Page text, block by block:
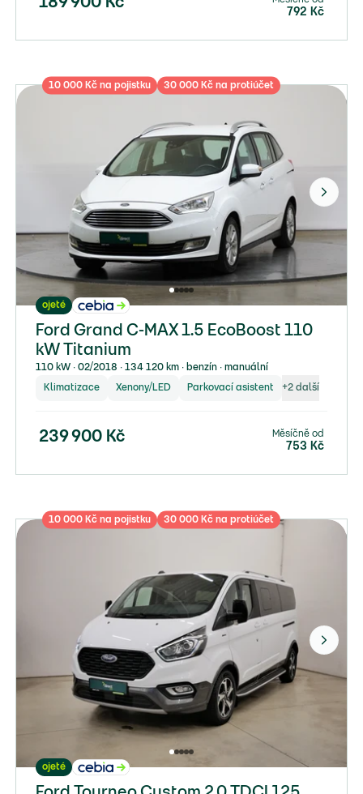
792 Kč
10 000 Kč na pojistku 30 000 Kč na protiúčet
ojeté
Ford Grand C-MAX 1.5 EcoBoost 110
kW Titanium
110 kW ∙ 02/2018 ∙ 134 120 km ∙ benzín ∙ manuální
Klimatizace Xenony/LED Parkovací asistent +2 další
239 900 Kč Měsíčně od
753 Kč
10 000 Kč na pojistku 30 000 Kč na protiúčet
ojeté